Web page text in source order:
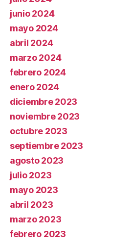
junio 2024
mayo 2024
abril 2024
marzo 2024
febrero 2024
enero 2024
diciembre 2023
noviembre 2023
octubre 2023
septiembre 2023
agosto 2023
julio 2023
mayo 2023
abril 2023
marzo 2023
febrero 2023